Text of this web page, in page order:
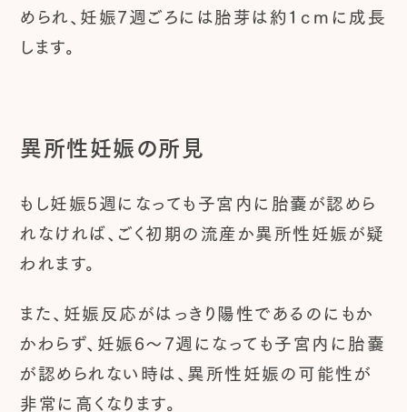
められ、妊娠7週ごろには胎芽は約1ｃｍに成長
します。
異所性妊娠の所見
もし妊娠5週になっても子宮内に胎嚢が認めら
れなければ、ごく初期の流産か異所性妊娠が疑
われます。
また、妊娠反応がはっきり陽性であるのにもか
かわらず、妊娠6～7週になっても子宮内に胎嚢
が認められない時は、異所性妊娠の可能性が
非常に高くなります。